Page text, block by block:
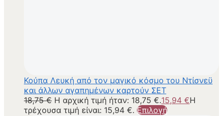
Κούπα Λευκή από τον μαγικό κόσμο του Ντίσνεϋ
και άλλων αγαπημένων καρτούν ΣΕΤ
18,75€ Η αρχική τιμή ήταν: 18,75 €.15,94 €Η
τρέχουσα τιμή είναι: 15,94 €. Επιλογή